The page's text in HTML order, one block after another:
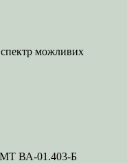
спектр можливих